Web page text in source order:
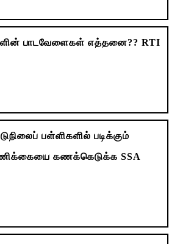
பாடவேளைகள் எத்தனை?? RTI
பள்ளிகளில் படிக்கும்
கணக்கெடுக்க SSA